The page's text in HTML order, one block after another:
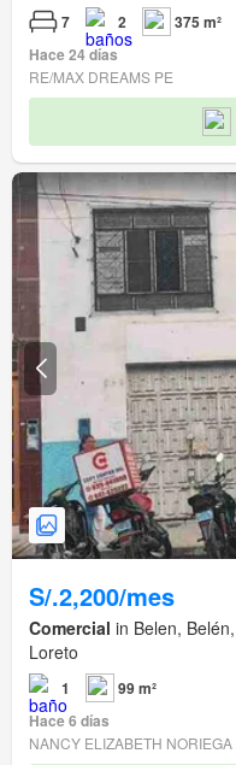
7 2
375 m²
Hace 24 días
RE/MAX DREAMS PE
S/.2,200/mes
Comercial in Belen,
Loreto
1
99 m²
Hace 6 días
NANCY ELIZABETH